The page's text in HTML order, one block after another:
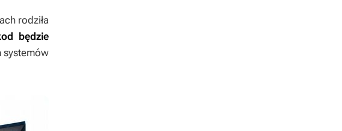
rodziła
będzie
systemów